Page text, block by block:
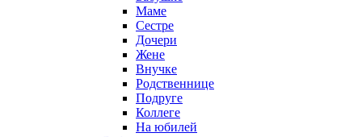
Маме
Сестре
Дочери
Жене
Внучке
Родственнице
Подруге
Коллеге
На юбилей